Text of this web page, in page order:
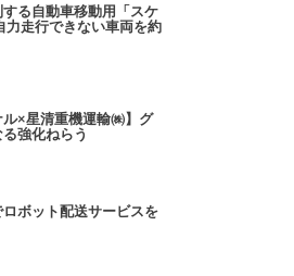
る自動車移動用「スケ
力走行できない車両を約
ル×星清重機運輸㈱】グ
強化ねらう
ボット配送サービスを